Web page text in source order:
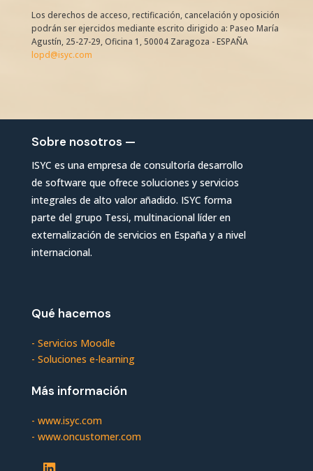
Los derechos de acceso, rectificación, cancelación y oposición
podrán ser ejercidos mediante escrito dirigido a: Paseo María
Agustín, 25-27-29, Oficina 1, 50004 Zaragoza - ESPAÑA
lopd@isyc.com
Sobre nosotros —
ISYC es una empresa de consultoría desarrollo
de software que ofrece soluciones y servicios
integrales de alto valor añadido. ISYC forma
parte del grupo Tessi, multinacional líder en
externalización de servicios en España y a nivel
internacional.
Qué hacemos
- Servicios Moodle
- Soluciones e-learning
Más información
- www.isyc.com
- www.oncustomer.com